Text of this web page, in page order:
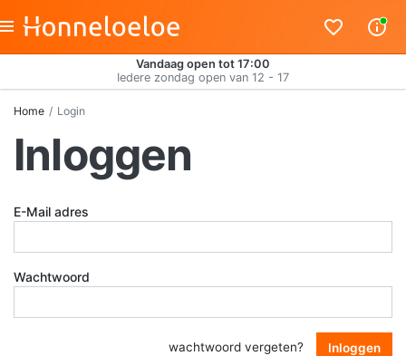
Vandaag open tot 17:00
Iedere zondag open van 12 - 17
Home Login
Inloggen
E-Mail adres
Wachtwoord
wachtwoord vergeten? Inloggen